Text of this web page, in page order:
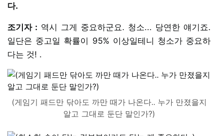
다.
조기자 : 역시 그게 중요하군요. 청소... 당연한 얘기죠.
일단은 중고일 확률이 95% 이상일테니 청소가 중요하
다는 것! .
(게임기 패드만 닦아도 까만 때가 나온다.. 누가 만졌을지
알고 그대로 둔단 말인가?)